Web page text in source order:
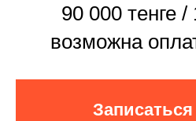
90 000 тенге
возможна
Записаться